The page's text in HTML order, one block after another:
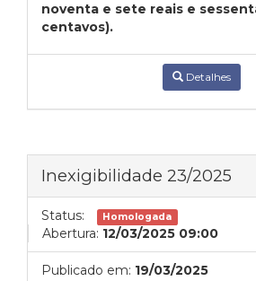
noventa e sete reais e
centavos).
Detalhes
Inexigibilidade 23/2025
Status: Homologada
Abertura: 12/03/2025 09:00
Publicado em: 19/03/2025